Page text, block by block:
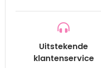
Uitstekende
klantenservice